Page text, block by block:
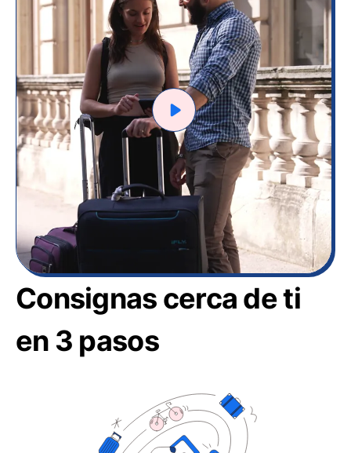
Consignas cerca de ti
en 3 pasos